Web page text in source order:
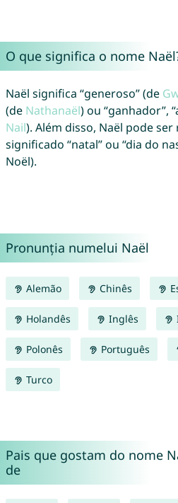
O que significa o nome
Naël significa “generoso” (de
(de Nathanaël) ou “ganhador”,
Nail). Além disso, Naël pode
significado “natal” ou “dia do
Noël).
Pronunția numelui Naël
Alemão Chinês
Holandês Inglês
Polonês Português
Turco
Pais que gostam do nome
de